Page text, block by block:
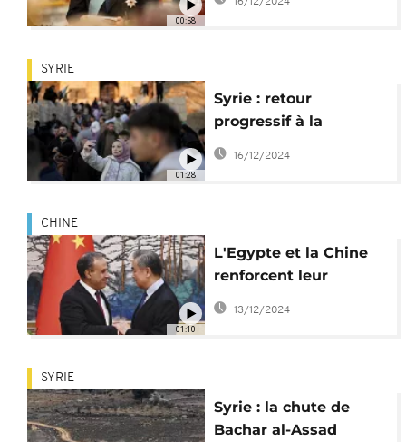
00:58
01:28
SYRIE
Syrie : retour
progressif à la
normale après la
chute de Bachar al-
16/12/2024
01:10
CHINE
L'Egypte et la Chine
renforcent leur
coopération
économique
13/12/2024
SYRIE
Syrie : la chute de
Bachar al-Assad